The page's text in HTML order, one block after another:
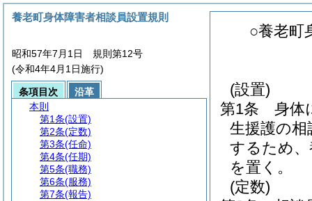
○養老町
(設置)
第1条
身体
生援護の相
するため
を置く。
(定数)
養老町身体障害者相談員設置規則
昭和57年7月1日 規則第12号
(令和4年4月1日施行)
条項目次
沿革
本則
第1条(設置)
第2条(定数)
第3条(任命)
第4条(任期)
第5条(職務)
第6条(服務)
第7条(報告)